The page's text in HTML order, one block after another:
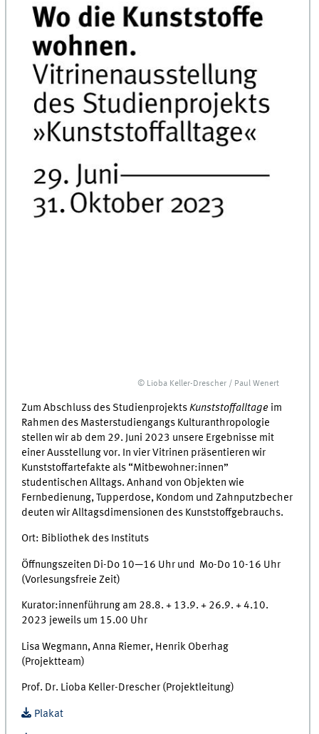
© Lioba Keller-Drescher / Paul Wenert
Zum Abschluss des StudienprojektsKunststoffalltage im
Rahmen des Masterstudiengangs Kulturanthropologie
stellen wir ab dem 29. Juni 2023 unsere Ergebnisse mit
einer Ausstellung vor. In vier Vitrinen präsentieren wir
Kunststoffartefakte als “Mitbewohner:innen”
studentischen Alltags. Anhand von Objekten wie
Fernbedienung, Tupperdose, Kondom und Zahnputzbecher
deuten wir Alltagsdimensionen des Kunststoffgebrauchs.
Ort: Bibliothek des Instituts
Öffnungszeiten Di-Do 10—16 Uhr und Mo-Do 10-16 Uhr
(Vorlesungsfreie Zeit)
Kurator:innenführung am 28.8. + 13.9. + 26.9. + 4.10.
2023 jeweils um 15.00 Uhr
Lisa Wegmann, Anna Riemer, Henrik Oberhag
(Projektteam)
Prof. Dr. Lioba Keller-Drescher (Projektleitung)
Plakat